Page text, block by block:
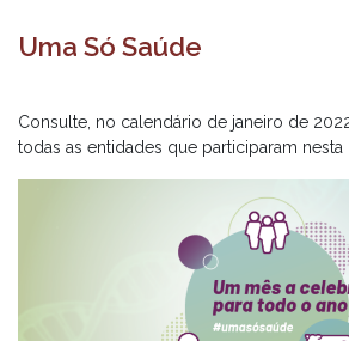
Uma Só Saúde
Consulte, no calendário de janeiro de
todas as entidades que participaram nesta